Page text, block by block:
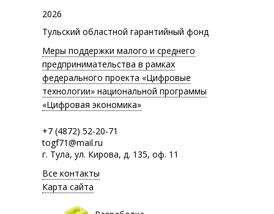
2026
Тульский областной гарантийный фонд
Меры поддержки малого и среднего
предпринимательства в рамках
федерального проекта «Цифровые
технологии» национальной программы
«Цифровая экономика»
+7 (4872) 52-20-71
togf71@mail.ru
г. Тула, ул. Кирова, д. 135, оф. 11
Все контакты
Карта сайта